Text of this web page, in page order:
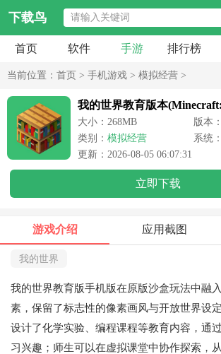
下载鸟
首页 软件 手游 排行榜
当前位置： 首页 > 手机游戏 > 模拟经营 >
我的世界教育版本
Edition)
大小：268MB
版本
类别： 模拟经营
系统
更新：2026-08-05 06:07:31
立即下载
游戏介绍 应用截图
我的世界
我的世界教育版手机版在原版沙盒玩法中融
素，保留了标志性的像素画风与开放世界设
设计了化学实验、编程课程等教育内容，通
习兴趣；师生可以在虚拟课堂中协作探索，